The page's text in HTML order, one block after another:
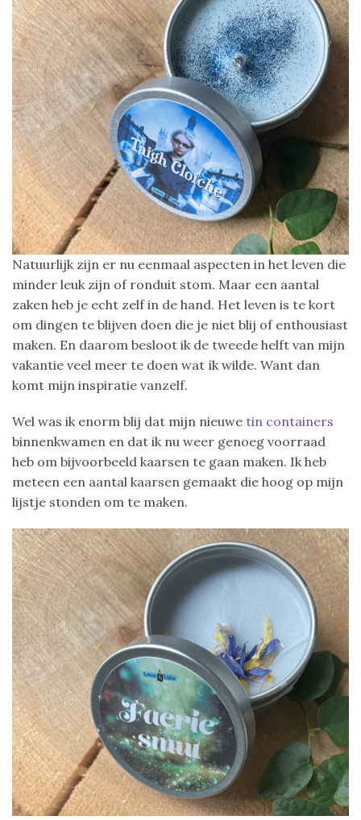
Natuurlijk zijn er nu eenmaal aspecten in het leven die
minder leuk zijn of ronduit stom. Maar een aantal
zaken heb je echt zelf in de hand. Het leven is te kort
om dingen te blijven doen die je niet blij of enthousiast
maken. En daarom besloot ik de tweede helft van mijn
vakantie veel meer te doen wat ík wilde. Want dan
komt mijn inspiratie vanzelf.
Wel was ik enorm blij dat mijn nieuwe tin containers
binnenkwamen en dat ik nu weer genoeg voorraad
heb om bijvoorbeeld kaarsen te gaan maken. Ik heb
meteen een aantal kaarsen gemaakt die hoog op mijn
lijstje stonden om te maken.